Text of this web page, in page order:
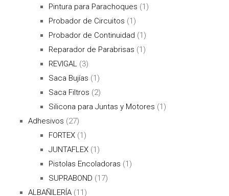
Pintura para Parachoques (1)
Probador de Circuitos (1)
Probador de Continuidad (1)
Reparador de Parabrisas (1)
REVIGAL
(3)
Saca Bujías (1)
Saca Filtros (2)
Silicona para Juntas y Motores (1)
Adhesivos (27)
FORTEX (1)
JUNTAFLEX (1)
Pistolas Encoladoras (1)
SUPRABOND (17)
ALBAÑILERÍA (11)